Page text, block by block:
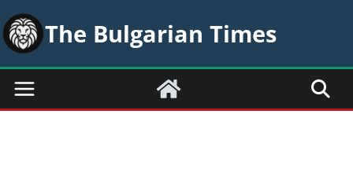
Skip
to
content
The Bulgarian Times